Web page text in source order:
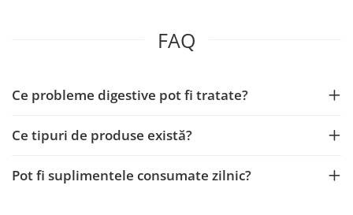
FAQ
Ce probleme digestive pot fi tratate?
Ce tipuri de produse există?
Pot fi suplimentele consumate zilnic?